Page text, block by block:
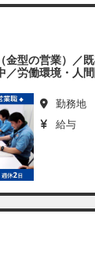
金型の営業）／
／労働環境・人
勤務地
給与